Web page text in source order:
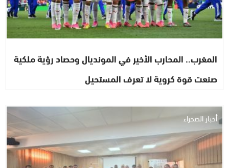
المغرب.. المحارب الأخير في المونديال وحصاد رؤية ملكية
صنعت قوة كروية لا تعرف المستحيل
أخبار الصحراء